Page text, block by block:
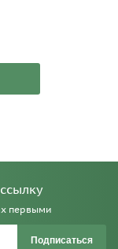
первыми
Подписаться